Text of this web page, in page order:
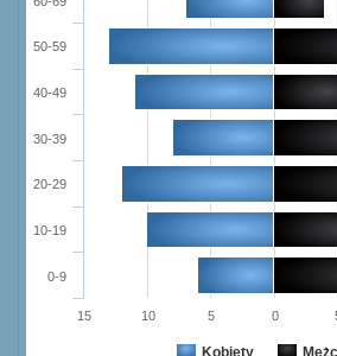
Kobiety
0-9
10-19
20-29
30-39
40-49
50-59
15 10 5 0